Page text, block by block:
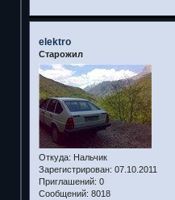
elektro
Старожил
Откуда: Нальчик
Зарегистрирован: 07.10.2011
Приглашений: 0
Сообщений: 8018